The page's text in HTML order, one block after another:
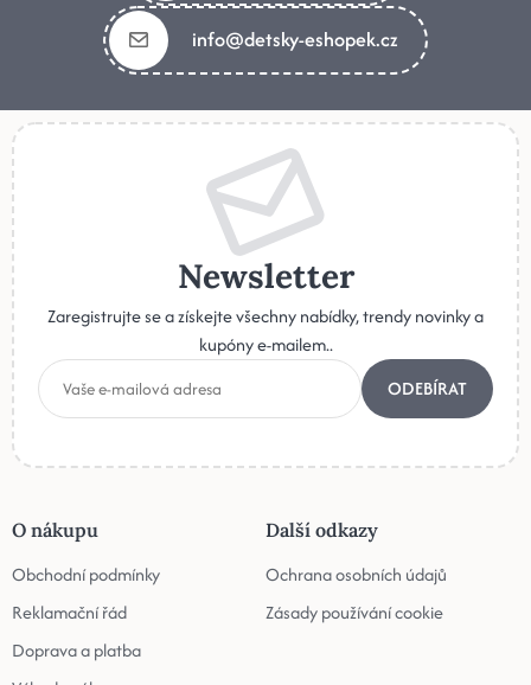
info@detsky-eshopek.cz
Newsletter
Zaregistrujte se a získejte všechny nabídky, trendy novinky a
kupóny e-mailem..
ODEBÍRAT
O nákupu
Obchodní podmínky
Reklamační řád
Doprava a platba
Další odkazy
Ochrana osobních údajů
Zásady používání cookie